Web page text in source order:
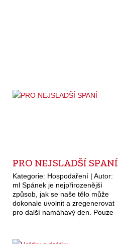
PRO NEJSLADŠÍ SPANÍ
Kategorie: Hospodaření | Autor:
ml Spánek je nejpřirozenější
způsob, jak se naše tělo může
dokonale uvolnit a zregenerovat
pro další namáhavý den. Pouze
vyspíme. Kvalita…